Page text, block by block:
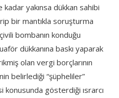
yakınsa dükkan sahibi
bir mantıkla soruşturma
bombanın konduğu
dükkanına baskı yaparak
olan vergi borçlarının
belirlediği “şüpheliler”
gösterdiği ısrarcı